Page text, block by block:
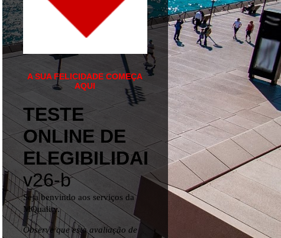
A SUA FELICIDADE COMEÇA
AQUI